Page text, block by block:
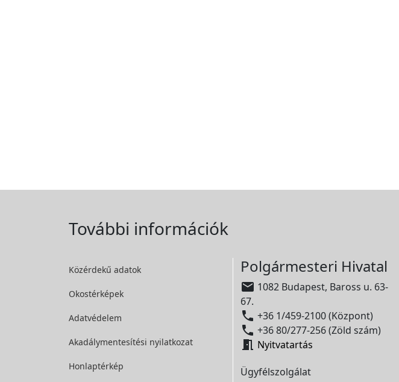
További információk
Közérdekű adatok
Okostérképek
Adatvédelem
Akadálymentesítési nyilatkozat
Honlaptérkép
Polgármesteri Hivatal
 1082 Budapest, Baross u. 63-
67.
 +36 1/459-2100 (Központ)
 +36 80/277-256 (Zöld szám)
 Nyitvatartás
Ügyfélszolgálat